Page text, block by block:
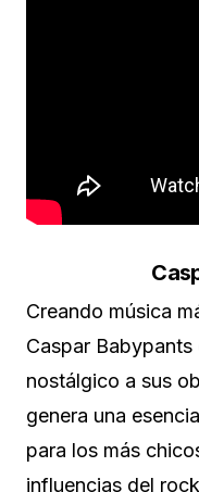
Creando música
Caspar
nostálgico a sus
genera una
para los más
influencias del